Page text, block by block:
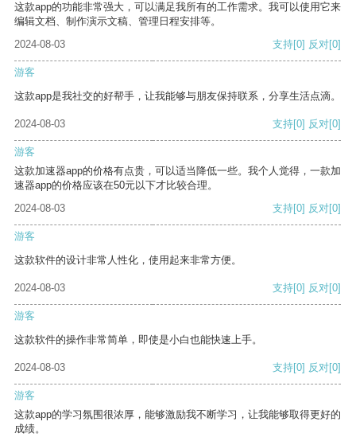
这款app的功能非常强大，可以满足我所有的工作需求。我可以使用它来
编辑文档、制作演示文稿、管理日程安排等。
2024-08-03
支持[0] 反对[0]
游客
这款app是我社交的好帮手，让我能够与朋友保持联系，分享生活点滴。
2024-08-03 支持[0] 反对[0]
游客
这款加速器app的价格有点贵，可以适当降低一些。我个人觉得，一款加
速器app的价格应该在50元以下才比较合理。
2024-08-03
支持[0] 反对[0]
游客
这款软件的设计非常人性化，使用起来非常方便。
2024-08-03 支持[0] 反对[0]
游客
这款软件的操作非常简单，即使是小白也能快速上手。
2024-08-03 支持[0] 反对[0]
游客
这款app的学习氛围很浓厚，能够激励我不断学习，让我能够取得更好的
成绩。